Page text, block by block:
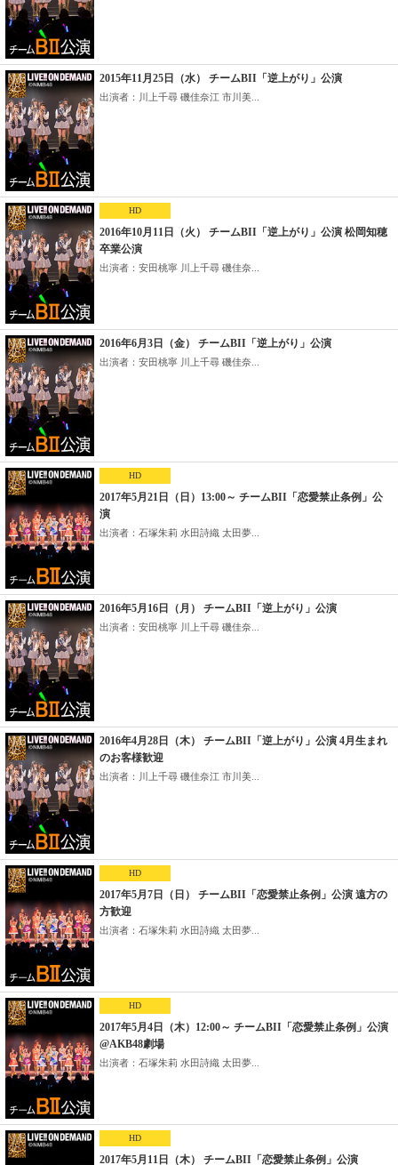
2015年11月25日（水） チームBII「逆上がり」公演
出演者：川上千尋 磯佳奈江 市川美...
HD
2016年10月11日（火） チームBII「逆上がり」公演 松岡知穂
卒業公演
出演者：安田桃寧 川上千尋 磯佳奈...
2016年6月3日（金） チームBII「逆上がり」公演
出演者：安田桃寧 川上千尋 磯佳奈...
HD
2017年5月21日（日）13:00～ チームBII「恋愛禁止条例」公
演
出演者：石塚朱莉 水田詩織 太田夢...
2016年5月16日（月） チームBII「逆上がり」公演
出演者：安田桃寧 川上千尋 磯佳奈...
2016年4月28日（木） チームBII「逆上がり」公演 4月生まれ
のお客様歓迎
出演者：川上千尋 磯佳奈江 市川美...
HD
2017年5月7日（日） チームBII「恋愛禁止条例」公演 遠方の
方歓迎
出演者：石塚朱莉 水田詩織 太田夢...
HD
2017年5月4日（木）12:00～ チームBII「恋愛禁止条例」公演
@AKB48劇場
出演者：石塚朱莉 水田詩織 太田夢...
HD
2017年5月11日（木） チームBII「恋愛禁止条例」公演